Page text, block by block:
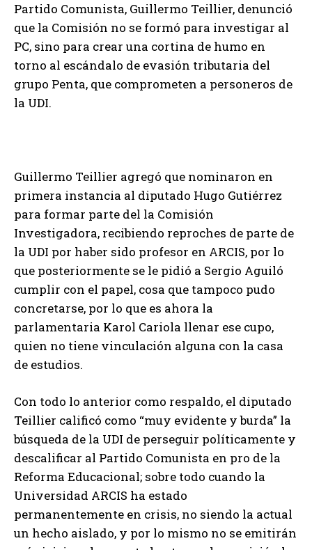
Partido Comunista, Guillermo Teillier, denunció
que la Comisión no se formó para investigar al
PC, sino para crear una cortina de humo en
torno al escándalo de evasión tributaria del
grupo Penta, que comprometen a personeros de
la UDI.
Guillermo Teillier agregó que nominaron en
primera instancia al diputado Hugo Gutiérrez
para formar parte del la Comisión
Investigadora, recibiendo reproches de parte de
la UDI por haber sido profesor en ARCIS, por lo
que posteriormente se le pidió a Sergio Aguiló
cumplir con el papel, cosa que tampoco pudo
concretarse, por lo que es ahora la
parlamentaria Karol Cariola llenar ese cupo,
quien no tiene vinculación alguna con la casa
de estudios.
Con todo lo anterior como respaldo, el diputado
Teillier calificó como “muy evidente y burda” la
búsqueda de la UDI de perseguir políticamente y
descalificar al Partido Comunista en pro de la
Reforma Educacional; sobre todo cuando la
Universidad ARCIS ha estado
permanentemente en crisis, no siendo la actual
un hecho aislado, y por lo mismo no se emitirán